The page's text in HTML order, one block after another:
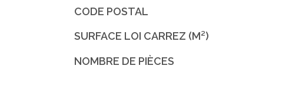
Caractérisque Valeurs
CODE POSTAL
SURFACE LOI CARREZ (M²)
NOMBRE DE PIÈCES